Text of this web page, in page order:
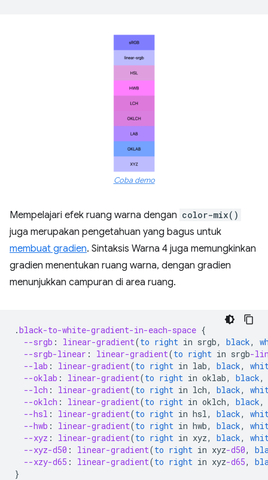
Coba demo
Mempelajari efek ruang warna dengan color-mix()
juga merupakan pengetahuan yang bagus untuk
membuat gradien. Sintaksis Warna 4 juga memungkinkan
gradien menentukan ruang warna, dengan gradien
menunjukkan campuran di area ruang.
.black-to-white-gradient-in-each-space {
--srgb : linear-gradient(to right in srgb, black,
--srgb-linear : linear-gradient(to right in srgb-
--lab : linear-gradient(to right in lab, black,
--oklab : linear-gradient(to right in oklab, black,
--lch : linear-gradient(to right in lch, black,
--oklch : linear-gradient(to right in oklch, black,
--hsl : linear-gradient(to right in hsl, black,
--hwb : linear-gradient(to right in hwb, black,
--xyz : linear-gradient(to right in xyz, black,
--xyz-d50 : linear-gradient(to right in xyz-d50,
--xzy-d65 : linear-gradient(to right in xyz-d65,
}